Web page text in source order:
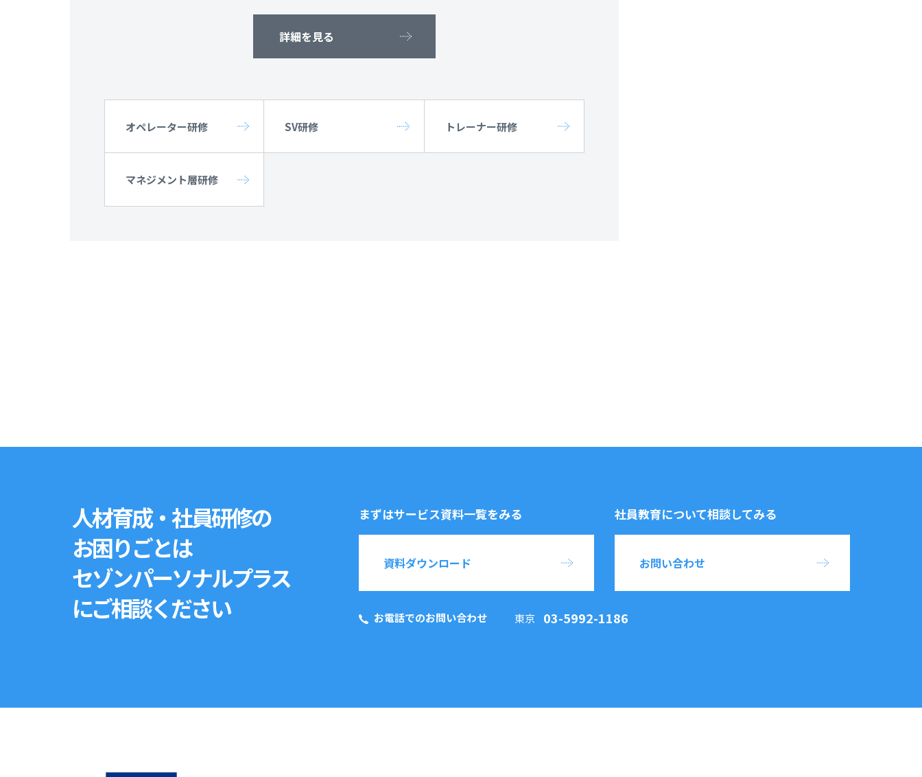
詳細を見る
オペレーター研修 SV研修 トレーナー研修
マネジメント層研修
人材育成・社員研修の
お困りごとは
セゾンパーソナルプラス
にご相談ください
まずはサービス資料一覧をみる
資料ダウンロード
社員教育について相談してみる
お問い合わせ
お電話でのお問い合わせ 東京 03-5992-1186